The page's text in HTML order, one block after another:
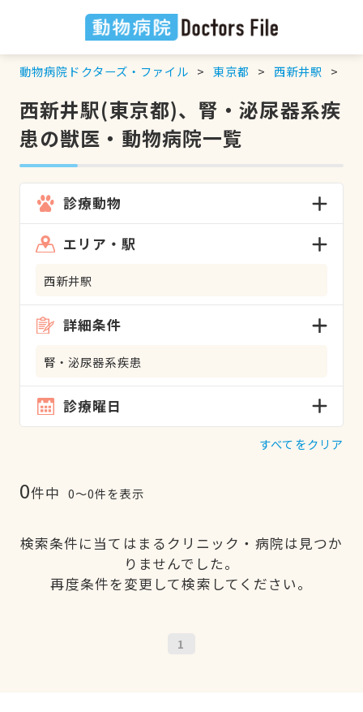
動物病院ドクターズ・ファイル 東京都 西新井駅
西新井駅(東京都)、腎・泌尿器系疾
患の獣医・動物病院一覧
診療動物
エリア・駅
西新井駅
詳細条件
腎・泌尿器系疾患
診療曜日
すべてをクリア
0件中 0〜0件を表示
検索条件に当てはまるクリニック・病院は見つか
りませんでした。
再度条件を変更して検索してください。
1